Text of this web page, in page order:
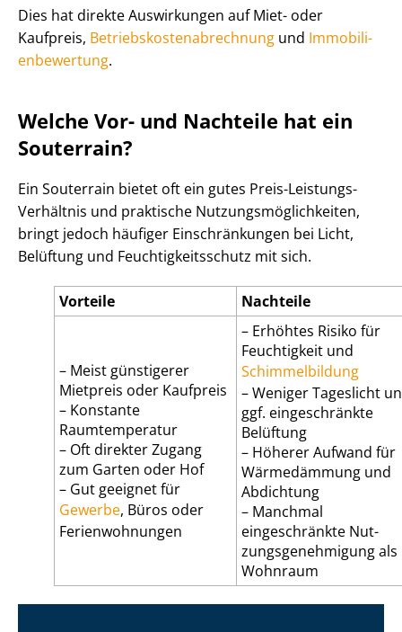
Dies hat direkte Auswirkungen auf Miet- oder
Kaufpreis, Be­triebs­kos­ten­ab­rech­nung und Im­mo­bi­li­
en­be­wer­tung.
Welche Vor- und Nachteile hat ein
Souterrain?
Ein Souterrain bietet oft ein gutes Preis-Leistungs-
Verhältnis und praktische Nut­zungs­mög­lich­kei­ten,
bringt jedoch häufiger Einschränkungen bei Licht,
Belüftung und Feuch­tig­keits­schutz mit sich.
Vorteile Nachteile
– Meist günstigerer
Mietpreis oder Kaufpreis
– Konstante
Raumtemperatur
– Oft direkter Zugang
zum Garten oder Hof
– Gut geeignet für
Gewerbe, Büros oder
Ferienwohnungen
– Erhöhtes Risiko für
Feuchtigkeit und
Schimmelbildung
– Weniger Tageslicht
ggf. eingeschränkte
Belüftung
– Höherer Aufwand für
Wärmedämmung und
Abdichtung
– Manchmal
eingeschränkte Nut­
zungs­ge­neh­mi­gung als
Wohnraum